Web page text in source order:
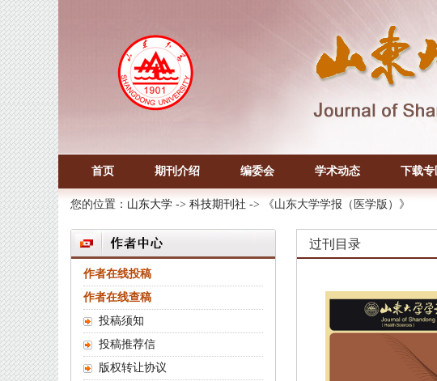
首页 期刊介绍 编委会 学术动态 下载专
您的位置： 山东大学 -> 科技期刊社 -> 《山东大学学报（医学版）》
作者在线投稿
作者在线查稿
投稿须知
投稿推荐信
版权转让协议
过刊目录